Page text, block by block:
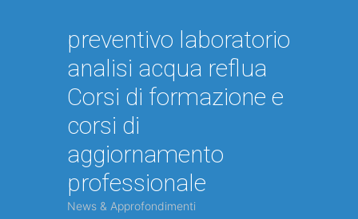
preventivo laboratorio
analisi acqua reflua
Corsi di formazione e
corsi di
aggiornamento
professionale
News & Approfondimenti